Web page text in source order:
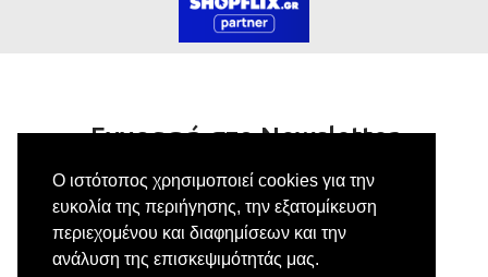
Ο ιστότοπος χρησιμοποιεί cookies για την
ευκολία της περιήγησης, την εξατομίκευση
περιεχομένου και διαφημίσεων και την
ανάλυση της επισκεψιμότητάς μας.
Εγγραφή στο Newsletter
Κάνε εγγραφή στο newsletter μας για να
λαμβάνεις αποκλειστικές προσφορές.